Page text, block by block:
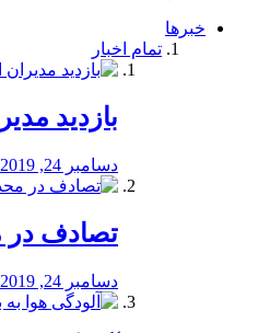
خبرها
تمام اخبار
بازدید
دسامبر 24, 2019
تصادف در
دسامبر 24, 2019